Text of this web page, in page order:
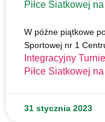
Piłce Siatkowej
W późne piątkowe
Sportowej nr 1
Integracyjny
Piłce Siatkowej
31 stycznia 2023